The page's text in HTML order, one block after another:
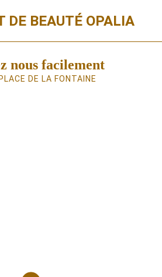
DE BEAUTÉ OPALIA
nous facilement
DE LA FONTAINE